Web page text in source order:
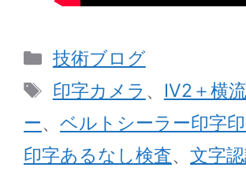
カ
テ
リ
ー
技術ブログ
タ
グ
印字カメラ 、 IV2＋横
ー、 ベルトシーラー印字
印字あるなし検査、 文字